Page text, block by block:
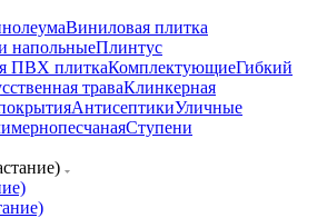
Виниловая плитка
напольныеПлинтус
ПВХ плиткаКомплектующиеГибкий
траваКлинкерная
АнтисептикиУличные
Ступени